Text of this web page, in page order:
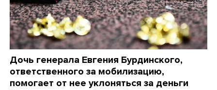
Дочь генерала Евгения Бурдинского,
ответственного за мобилизацию,
помогает от нее уклоняться за деньги